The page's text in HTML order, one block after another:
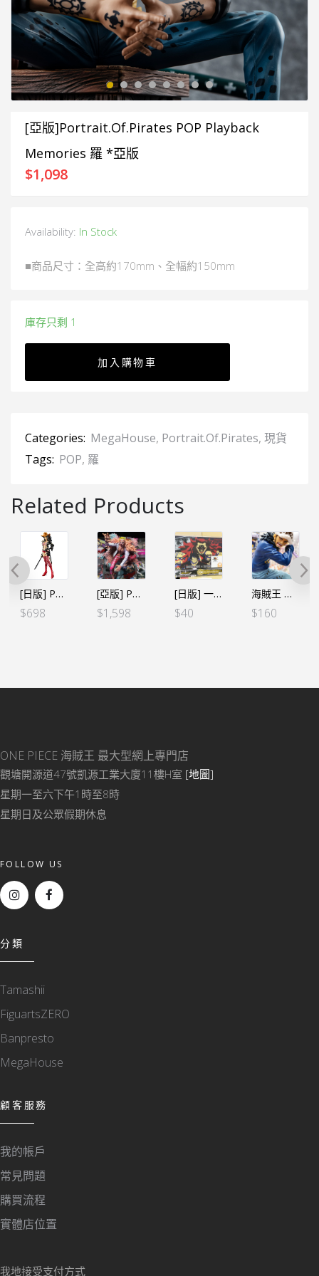
[亞版]Portrait.Of.Pirates POP Playback
Memories 羅 *亞版
$1,098
Availability: In Stock
■商品尺寸：全高約170mm、全幅約150mm
庫存只剩 1
加入購物車
Categories: MegaHouse, Portrait.Of.Pirates, 現貨
Tags: POP, 羅
Related Products
[日版] Portrait.Of.Pirates POP ONE PIECE EDITION-Z 妮歌・魯賓（日）
$698
[亞版] Portrait.Of.Pirates POP ONE PIECE “SA-MAXIMUM” “天夜叉” 唐吉訶德·杜夫拉明高 明哥 **亞版
$1,598
[日版] 一番賞 A3膠枱墊 – 路飛+羅+明哥
$40
海賊王 MAXIMATIC THE TRAFALGAR.LAW 羅 Ⅱ（行）
$160
ONE PIECE 海賊王 最大型網上專門店
觀塘開源道47號凱源工業大廈11樓H室 [地圖]
星期一至六下午1時至8時
星期日及公眾假期休息
FOLLOW US
分類
Tamashii
FiguartsZERO
Banpresto
MegaHouse
顧客服務
我的帳戶
常見問題
購買流程
實體店位置
我地接受支付方式